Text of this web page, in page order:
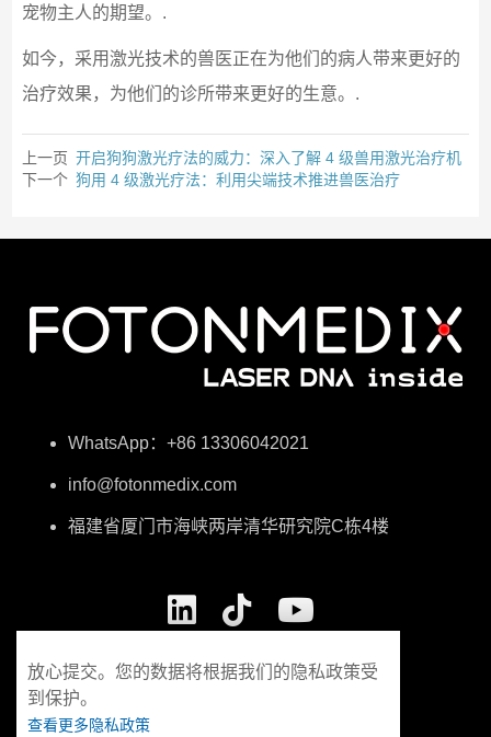
宠物主人的期望。.
如今，采用激光技术的兽医正在为他们的病人带来更好的
治疗效果，为他们的诊所带来更好的生意。.
上一页 开启狗狗激光疗法的威力：深入了解 4 级兽用激光治疗机
下一个 狗用 4 级激光疗法：利用尖端技术推进兽医治疗
WhatsApp：+86 13306042021
info@fotonmedix.com
福建省厦门市海峡两岸清华研究院C栋4楼
放心提交。您的数据将根据我们的隐私政策受
到保护。
查看更多隐私政策